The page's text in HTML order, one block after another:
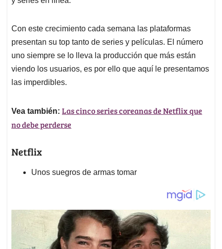
Con este crecimiento cada semana las plataformas
presentan su top tanto de series y películas. El número
uno siempre se lo lleva la producción que más están
viendo los usuarios, es por ello que aquí le presentamos
las imperdibles.
Vea también: Las cinco series coreanas de Netflix que
no debe perderse
Netflix
Unos suegros de armas tomar